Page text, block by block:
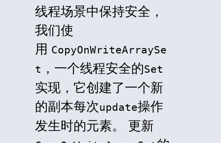
线程场景中保持安全，
我们使
用 CopyOnWriteArraySe
t ，一个线程安全的Set
实现，它创建了一个新
的副本每次update操作
发生时的元素。 更新